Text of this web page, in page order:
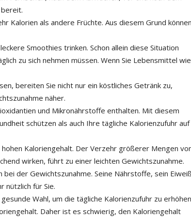
Kalorien als andere Früchte. Aus diesem Grund können
Smoothies trinken. Schon allein diese Situation
zu sich nehmen müssen. Wenn Sie Lebensmittel wie
bereiten Sie nicht nur ein köstliches Getränk zu,
näher.
und Mikronährstoffe enthalten. Mit diesem
schützen als auch Ihre tägliche Kalorienzufuhr auf
Kaloriengehalt. Der Verzehr größerer Mengen
wirken, führt zu einer leichten Gewichtszunahme.
der Gewichtszunahme. Seine Nährstoffe, sein
nützlich für Sie.
Wahl, um die tägliche Kalorienzufuhr zu
Daher ist es schwierig, den Kaloriengehalt